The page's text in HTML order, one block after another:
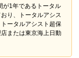
が1年であるトータル
り、トータルアシス
ータルアシスト超保
または東京海上日動